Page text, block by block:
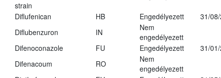
strain
Diflufenican HB Engedélyezett
31/
Diflubenzuron
IN
Nem
engedélyezett
Difenoconazole
FU Engedélyezett
31/
Difenacoum
RO
Nem
engedélyezett